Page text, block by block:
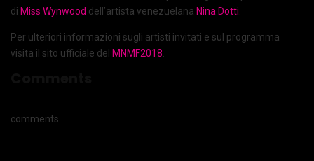
di Miss Wynwood dell’artista venezuelana Nina Dotti.
Per ulteriori informazioni sugli artisti invitati e sul programma
visita il sito ufficiale del MNMF2018.
comments